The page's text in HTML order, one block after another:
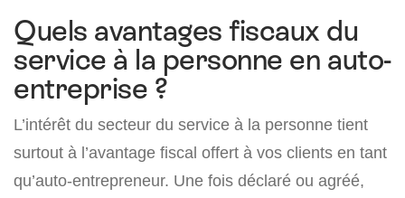
Quels avantages fiscaux du
service à la personne en auto-
entreprise ?
L’intérêt du secteur du service à la personne tient
surtout à l’avantage fiscal offert à vos clients en tant
qu’auto-entrepreneur. Une fois déclaré ou agréé,